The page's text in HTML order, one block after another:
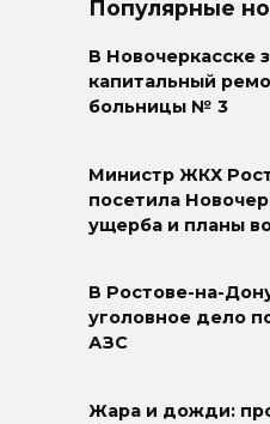
Популярные
В Новочеркасске
капитальный
больницы № 3
Министр ЖКХ
посетила
ущерба и планы
В Ростове-на-
уголовное дело
АЗС
Жара и дожди: